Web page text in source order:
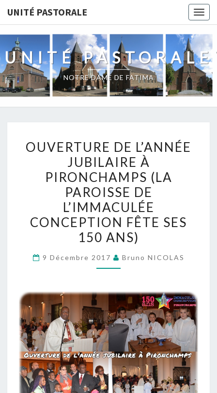
content
UNITÉ PASTORALE
UNITÉ PASTORALE
NOTRE DAME DE FATIMA
DE
L’ANNÉE
JUBILAIRE
À
PIRONCHAMPS
(LA
PAROISSE
DE
L’IMMACULÉE
CONCEPTION
SES
150
ANS)
OUVERTURE DE L’ANNÉE
JUBILAIRE À
PIRONCHAMPS (LA
PAROISSE DE
L’IMMACULÉE
CONCEPTION FÊTE SES
150 ANS)
9 Décembre 2017 Bruno NICOLAS